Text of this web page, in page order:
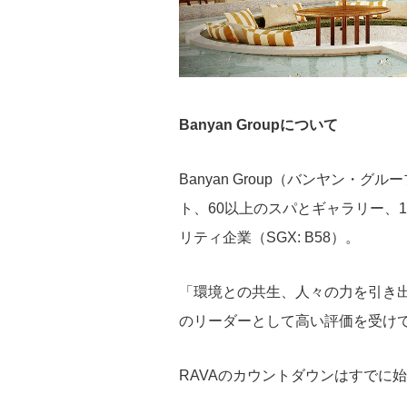
Banyan Groupについて
Banyan Group（バンヤン・グル
ト、60以上のスパとギャラリー
リティ企業（SGX: B58）。
「環境との共生、人々の力を引
のリーダーとして高い評価を受け
RAVAのカウントダウンはすでに